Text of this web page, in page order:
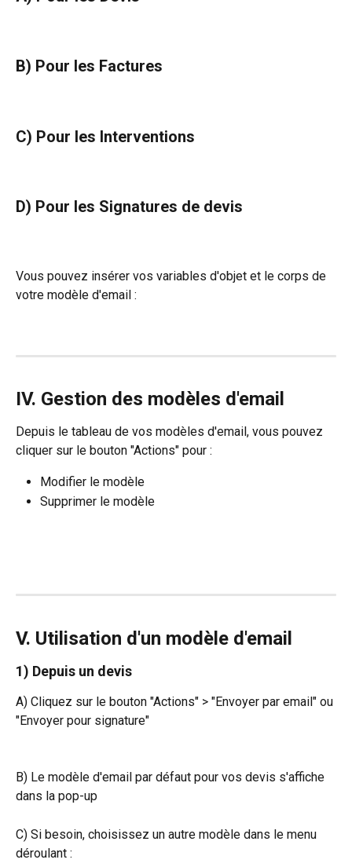
B) Pour les Factures
C) Pour les Interventions
D) Pour les Signatures de devis
Vous pouvez insérer vos variables d'objet et le corps de
votre modèle d'email :
IV. Gestion des modèles d'email
Depuis le tableau de vos modèles d'email, vous pouvez
cliquer sur le bouton "Actions" pour :
Modifier le modèle
Supprimer le modèle
V. Utilisation d'un modèle d'email
1) Depuis un devis
A) Cliquez sur le bouton "Actions" > "Envoyer par email" ou
"Envoyer pour signature"
B) Le modèle d'email par défaut pour vos devis s'affiche
dans la pop-up
C) Si besoin, choisissez un autre modèle dans le menu
déroulant :